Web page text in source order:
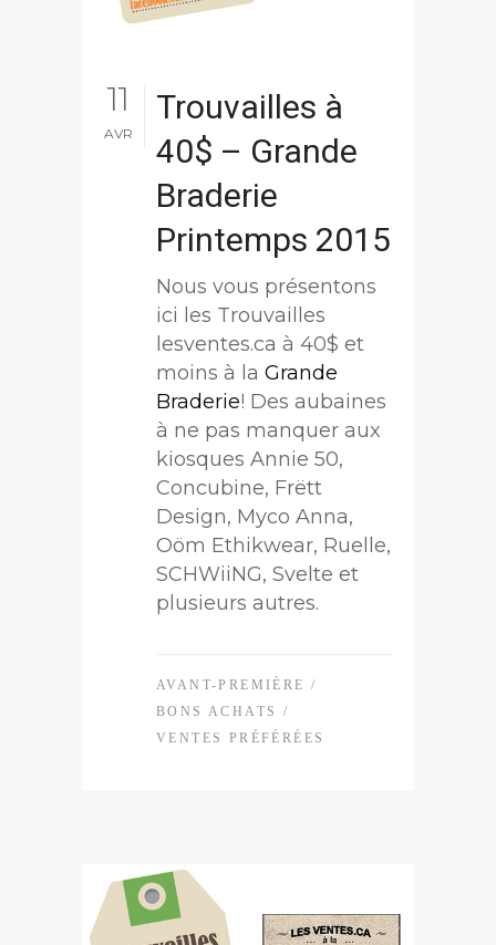
11
AVR
Trouvailles à
40$ – Grande
Braderie
Printemps 2015
Nous vous présentons
ici les Trouvailles
lesventes.ca à 40$ et
moins à la Grande
Braderie! Des aubaines
à ne pas manquer aux
kiosques Annie 50,
Concubine, Frëtt
Design, Myco Anna,
Oöm Ethikwear, Ruelle,
SCHWiiNG, Svelte et
plusieurs autres.
AVANT-PREMIÈRE /
BONS ACHATS
/
VENTES PRÉFÉRÉES